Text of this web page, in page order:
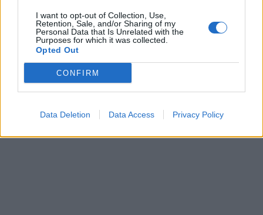
I want to opt-out of Collection, Use,
Retention, Sale, and/or Sharing of my
Personal Data that Is Unrelated with the
Purposes for which it was collected.
Opted Out
CONFIRM
Data Deletion Data Access Privacy Policy